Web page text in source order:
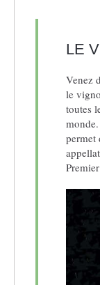
LE
Venez
le
toutes
permet